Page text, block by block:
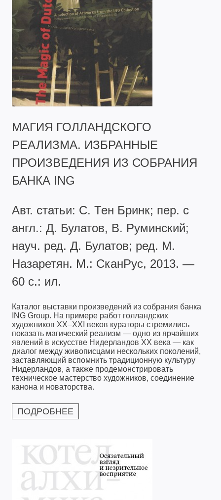
МАГИЯ ГОЛЛАНДСКОГО
РЕАЛИЗМА. ИЗБРАННЫЕ
ПРОИЗВЕДЕНИЯ ИЗ СОБРАНИЯ
БАНКА ING
Авт. статьи: C. Тен Бринк; пер. с
англ.: Д. Булатов, В. Руминский;
науч. ред. Д. Булатов; ред. М.
Назаретян. М.: СканРус, 2013. —
60 с.: ил.
Каталог выставки произведений из собрания банка
ING Group. На примере работ голландских
художников XX–XXI веков кураторы стремились
показать магический реализм — одно из ярчайших
явлений в искусстве Нидерландов XX века — как
диалог между живописцами нескольких поколений,
заставляющий вспомнить традиционную культуру
Нидерландов, а также продемонстрировать
техническое мастерство художников, соединение
канона и новаторства.
ПОДРОБНЕЕ